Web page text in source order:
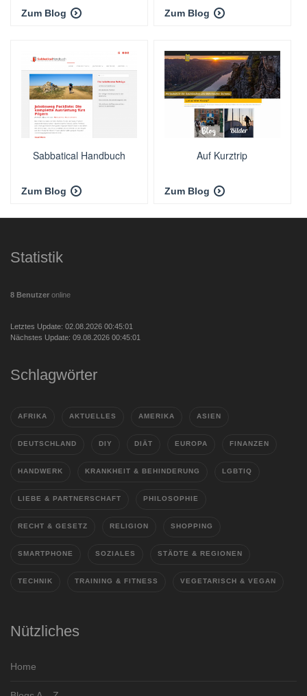
Zum Blog Zum Blog
Sabbatical Handbuch
Zum Blog
Auf Kurztrip
Zum Blog
Statistik
8 Benutzer online
Letztes Update: 02.08.2026 00:45:01
Nächstes Update: 09.08.2026 00:45:01
Schlagwörter
AFRIKA AKTUELLES AMERIKA ASIEN
DEUTSCHLAND DIY DIÄT EUROPA FINANZEN
HANDWERK KRANKHEIT & BEHINDERUNG LGBTIQ
LIEBE & PARTNERSCHAFT PHILOSOPHIE
RECHT & GESETZ RELIGION SHOPPING
SMARTPHONE SOZIALES STÄDTE & REGIONEN
TECHNIK TRAINING & FITNESS VEGETARISCH & VEGAN
Nützliches
Home